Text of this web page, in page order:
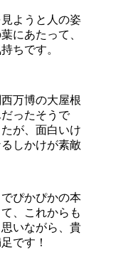
ようと人の姿
にあたって、
ちです。
万博の大屋根
ったそうで
が、面白いけ
しかけが素敵
ぴかぴかの本
、これからも
いながら、貴
です！